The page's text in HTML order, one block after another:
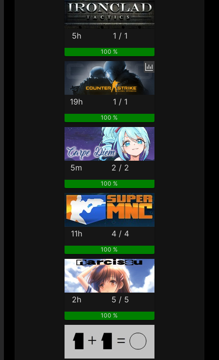
5h 1 / 1
100 %
19h 1 / 1
100 %
5m 2 / 2
100 %
11h 4 / 4
100 %
2h 5 / 5
100 %